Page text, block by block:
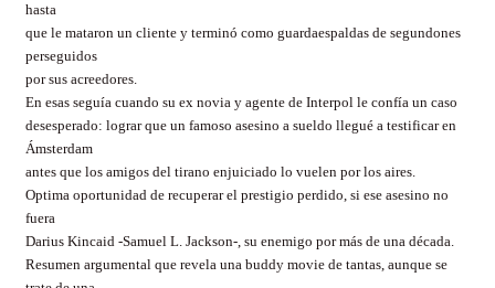
hasta
que le mataron un cliente y terminó como guardaespaldas de segundones
perseguidos
por sus acreedores.
En esas seguía cuando su ex novia y agente de Interpol le confía un caso
desesperado: lograr que un famoso asesino a sueldo llegué a testificar en
Ámsterdam
antes que los amigos del tirano enjuiciado lo vuelen por los aires.
Optima oportunidad de recuperar el prestigio perdido, si ese asesino no
fuera
Darius Kincaid -Samuel L. Jackson-, su enemigo por más de una década.
Resumen argumental que revela una buddy movie de tantas, aunque se